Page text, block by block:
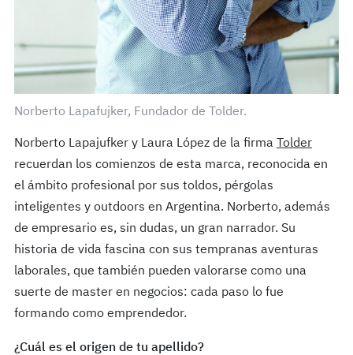
Norberto Lapafujker, Fundador de Tolder.
Norberto Lapajufker y Laura López de la firma
Tolder
recuerdan los comienzos de esta marca, reconocida en
el ámbito profesional por sus toldos, pérgolas
inteligentes y outdoors en Argentina. Norberto, además
de empresario es, sin dudas, un gran narrador. Su
historia de vida fascina con sus tempranas aventuras
laborales, que también pueden valorarse como una
suerte de master en negocios: cada paso lo fue
formando como emprendedor.
¿Cuál es el origen de tu apellido?